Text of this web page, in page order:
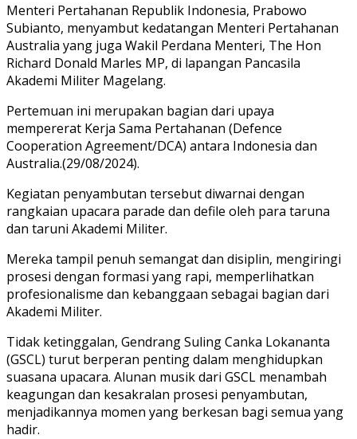
Menteri Pertahanan Republik Indonesia, Prabowo
Subianto, menyambut kedatangan Menteri Pertahanan
Australia yang juga Wakil Perdana Menteri, The Hon
Richard Donald Marles MP, di lapangan Pancasila
Akademi Militer Magelang.
Pertemuan ini merupakan bagian dari upaya
mempererat Kerja Sama Pertahanan (Defence
Cooperation Agreement/DCA) antara Indonesia dan
Australia.(29/08/2024).
Kegiatan penyambutan tersebut diwarnai dengan
rangkaian upacara parade dan defile oleh para taruna
dan taruni Akademi Militer.
Mereka tampil penuh semangat dan disiplin, mengiringi
prosesi dengan formasi yang rapi, memperlihatkan
profesionalisme dan kebanggaan sebagai bagian dari
Akademi Militer.
Tidak ketinggalan, Gendrang Suling Canka Lokananta
(GSCL) turut berperan penting dalam menghidupkan
suasana upacara. Alunan musik dari GSCL menambah
keagungan dan kesakralan prosesi penyambutan,
menjadikannya momen yang berkesan bagi semua yang
hadir.